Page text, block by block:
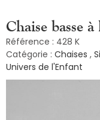
Chaise basse
Référence : 428 K
Catégorie : Chaises ,
Univers de l'Enfant